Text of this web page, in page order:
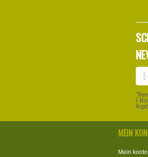
E-
MEIN
Mein konto